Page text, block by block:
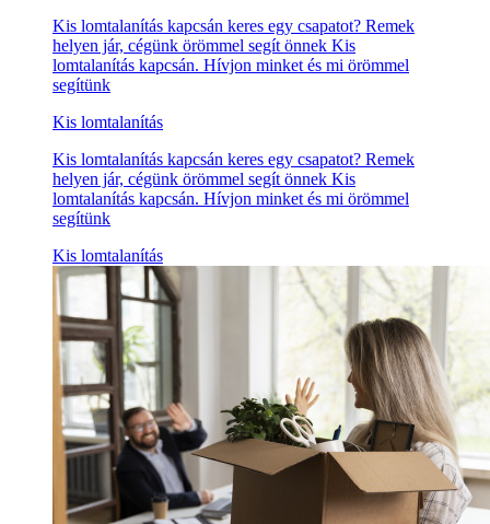
Kis lomtalanítás kapcsán keres egy csapatot? Remek
helyen jár, cégünk örömmel segít önnek Kis
lomtalanítás kapcsán. Hívjon minket és mi örömmel
segítünk
Kis lomtalanítás
Kis lomtalanítás kapcsán keres egy csapatot? Remek
helyen jár, cégünk örömmel segít önnek Kis
lomtalanítás kapcsán. Hívjon minket és mi örömmel
segítünk
Kis lomtalanítás